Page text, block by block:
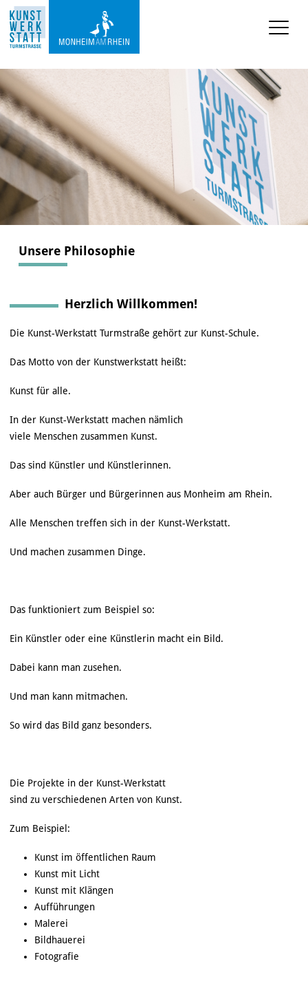
KUNST-SCHULE
KUNST-WERKSTATT TURMSTRASSE
Die Kunstwerkstatt
Archiv
Der Kunst-Automat
Unsere Philosophie
Herzlich Willkommen!
Die Kunst-Werkstatt Turmstraße gehört zur Kunst-Schule.
Das Motto von der Kunstwerkstatt heißt:
Kunst für alle.
In der Kunst-Werkstatt machen nämlich
viele Menschen zusammen Kunst.
Das sind Künstler und Künstlerinnen.
Aber auch Bürger und Bürgerinnen aus Monheim am Rhein.
Alle Menschen treffen sich in der Kunst-Werkstatt.
Und machen zusammen Dinge.
Das funktioniert zum Beispiel so:
Ein Künstler oder eine Künstlerin macht ein Bild.
Dabei kann man zusehen.
Und man kann mitmachen.
So wird das Bild ganz besonders.
Die Projekte in der Kunst-Werkstatt
sind zu verschiedenen Arten von Kunst.
Zum Beispiel:
Kunst im öffentlichen Raum
Kunst mit Licht
Kunst mit Klängen
Aufführungen
Malerei
Bildhauerei
Fotografie